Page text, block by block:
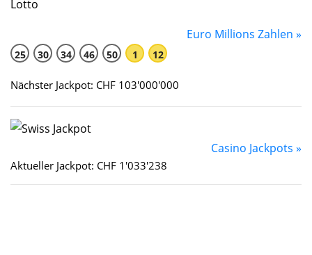
Euro Millions Zahlen »
25 30 34 46 50 1 12
Nächster Jackpot: CHF 103'000'000
Casino Jackpots »
Aktueller Jackpot: CHF 1'033'238